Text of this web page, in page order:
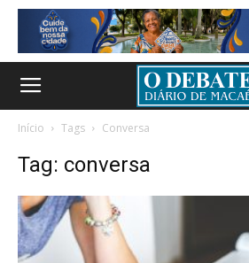
Início Tags Conversa
Tag: conversa